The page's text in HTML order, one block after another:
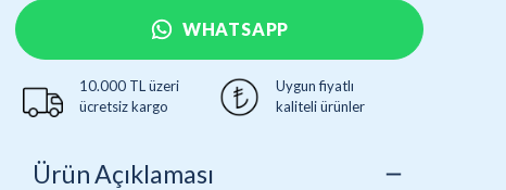
WHATSAPP
10.000 TL üzeri
ücretsiz kargo
Uygun fiyatlı
kaliteli ürünler
Ürün Açıklaması